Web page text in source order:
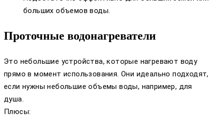
больших объемов воды.
Проточные водонагреватели
Это небольшие устройства, которые нагревают воду
прямо в момент использования. Они идеально подходят,
если нужны небольшие объемы воды, например, для
душа.
Плюсы: